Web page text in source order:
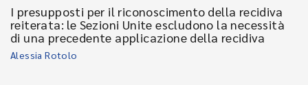
I presupposti per il riconoscimento della recidiva
reiterata: le Sezioni Unite escludono la necessità
di una precedente applicazione della recidiva
Alessia Rotolo